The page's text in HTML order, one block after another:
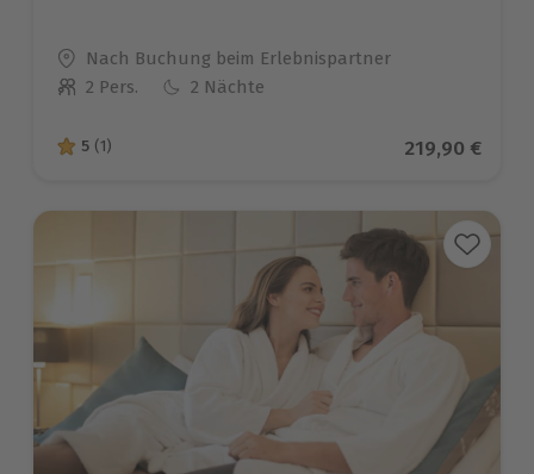
Standort
Nach Buchung beim Erlebnispartner
Anzahl der Teilnehmer
2 Pers. 2 Nächte
5 von 5 Sternen basierend auf 1 Bewertungen
5 (1) Aktueller
219,90 €